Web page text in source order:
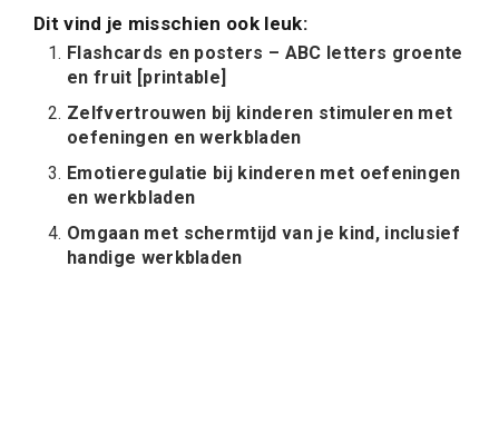
Dit vind je misschien ook leuk:
Flashcards en posters – ABC letters groente
en fruit [printable]
Zelfvertrouwen bij kinderen stimuleren met
oefeningen en werkbladen
Emotieregulatie bij kinderen met oefeningen
en werkbladen
Omgaan met schermtijd van je kind, inclusief
handige werkbladen